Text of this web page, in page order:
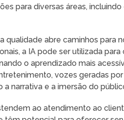
para diversas áreas,
qualidade abre caminhos para
a IA pode ser utilizada
o aprendizado mais
vozes geradas
narrativa e a imersão do
ao atendimento ao